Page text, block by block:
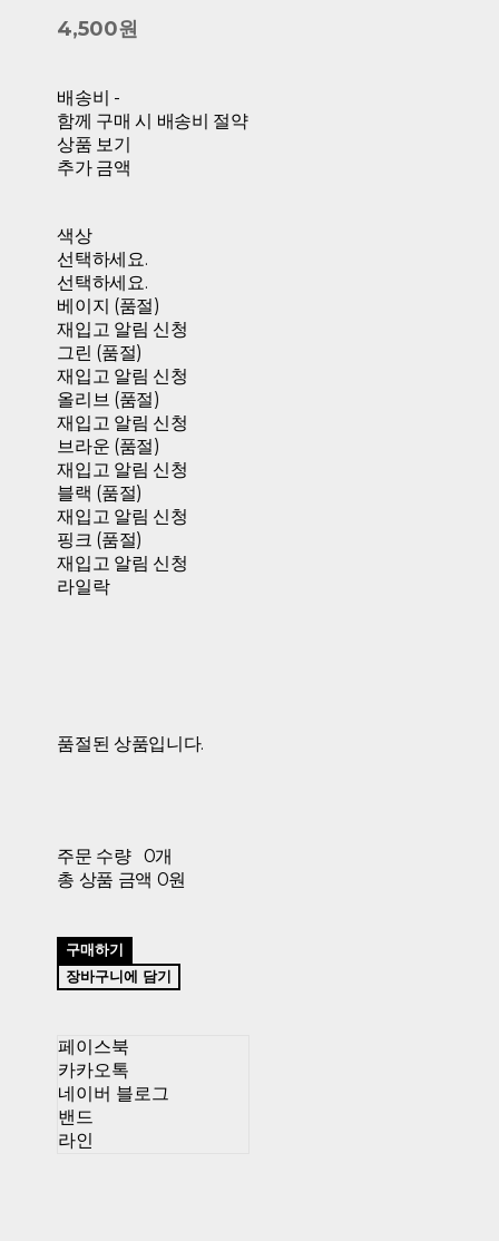
4,500원
배송비 -
함께 구매 시 배송비 절약
상품 보기
추가 금액
색상
선택하세요.
선택하세요.
베이지 (품절)
재입고 알림 신청
그린 (품절)
재입고 알림 신청
올리브 (품절)
재입고 알림 신청
브라운 (품절)
재입고 알림 신청
블랙 (품절)
재입고 알림 신청
핑크 (품절)
재입고 알림 신청
라일락
품절된 상품입니다.
주문 수량
0개
총 상품 금액 0원
구매하기
장바구니에 담기
페이스북
카카오톡
네이버 블로그
밴드
라인